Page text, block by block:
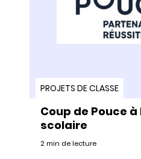
PROJETS DE CLASSE
Coup de Pouce
scolaire
2 min de lecture